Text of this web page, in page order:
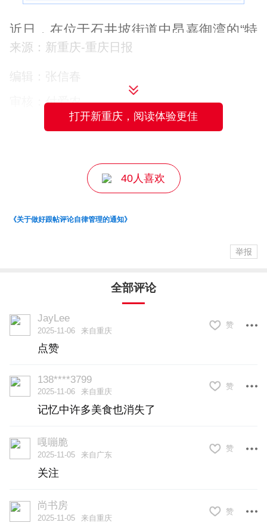
近日，在位于石井坡街道中昂嘉御湾的“特
钢马儿干锅”店，主理人马黎黎正与她的丈
夫准备着新鲜食材：洗净排骨肠头，卤制
底味，一份份分装好……订单一旦跳出，
立即掌勺炒制。
▲特钢马儿干锅。受访者供图
马儿干锅已经在中心湾片区深耕了18年，
磁器口的游客专程打车过来探店。舌尖上
的美味是怎样炼成的？
“‘偷师’嘛。哪里做得好，我们就到哪里去打
包，学过来融进自己的美食中。”马黎黎笑
干锅兔，发现兔肉好吃，但素菜是直接在
干锅里加水煮，不入味。“所以，我们家的
客。”马黎黎说。
馈：“荤菜不够入味”“味道不够厚重”……他
来源：新重庆-重庆日报
编辑：张信春
审核：付爱农
主编：罗静雯
打开新重庆，阅读体验更佳
40人喜欢
《关于做好跟帖评论自律管理的通知》
举报
全部评论
JayLee
2025-11-06 来自重庆
赞
点赞
138****3799
2025-11-06 来自重庆
赞
记忆中许多美食也消失了
嘎嘣脆
2025-11-05 来自广东
赞
关注
尚书房
2025-11-05 来自重庆
赞